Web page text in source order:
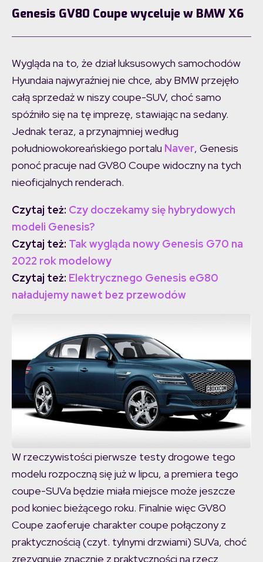
Genesis GV80 Coupe wyceluje w BMW X6
Wygląda na to, że dział luksusowych samochodów
Hyundaia najwyraźniej nie chce, aby BMW przejęło
całą sprzedaż w niszy coupe-SUV, choć samo
spóźniło się na tę imprezę, stawiając na sedany.
Jednak teraz, a przynajmniej według
południowokoreańskiego portalu Naver, Genesis
ponoć pracuje nad GV80 Coupe widoczny na tych
nieoficjalnych renderach.
Czytaj też: Czy doczekamy się hybrydowych
modeli Genesis?
Czytaj też: Tak wygląda nowy Genesis G70 na
2022 rok modelowy
Czytaj też: Elektrycznego Genesis eG80
naładujemy nawet bez przewodów
W rzeczywistości pierwsze testy drogowe tego
modelu rozpoczną się już w lipcu, a premiera tego
coupe-SUVa będzie miała miejsce może jeszcze
pod koniec bieżącego roku. Finalnie więc GV80
Coupe zaoferuje charakter coupe połączony z
praktycznością (czyt. tylnymi drzwiami) SUVa, choć
zrezygnuje znacznie z praktyczności na rzecz